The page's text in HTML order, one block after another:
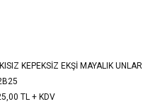
KEPEKSİZ EKŞİ MAYALIK UNLAR
TL + KDV